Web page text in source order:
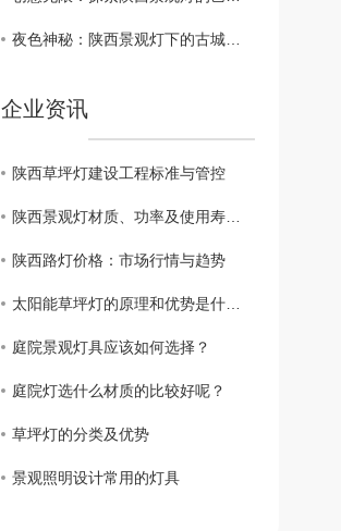
夜色神秘：陕西景观灯下的古城风情
企业资讯
陕西草坪灯建设工程标准与管控
陕西景观灯材质、功率及使用寿命对比
陕西路灯价格：市场行情与趋势
太阳能草坪灯的原理和优势是什么？
庭院景观灯具应该如何选择？
庭院灯选什么材质的比较好呢？
草坪灯的分类及优势
景观照明设计常用的灯具